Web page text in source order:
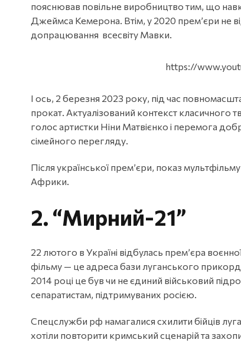
пояснював повільне виробництво тим, що
Джеймса Кемерона. Втім, у 2020 прем’єри не
допрацювання всесвіту Мавки.
https://
І ось, 2 березня 2023 року, під час
прокат. Актуалізований контекст класичного
голос артистки Ніни Матвієнко і перемога
сімейного перегляду.
Після української прем’єри, показ
Африки.
2. “Мирний-21”
22 лютого в Україні відбулась прем’єра
фільму — це адреса бази луганського
2014 році це був чи не єдиний військовий
сепаратистам, підтримуваних росією.
Спецслужби рф намагалися схилити бійців
хотіли повторити кримський сценарій та